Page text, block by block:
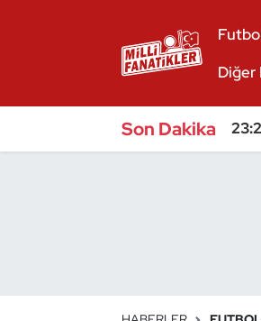
Diğer
Son Dakika